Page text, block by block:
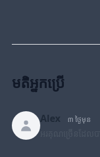
មតិអ្នកប្រើ
Alex ៣ ថ្ងៃមុន